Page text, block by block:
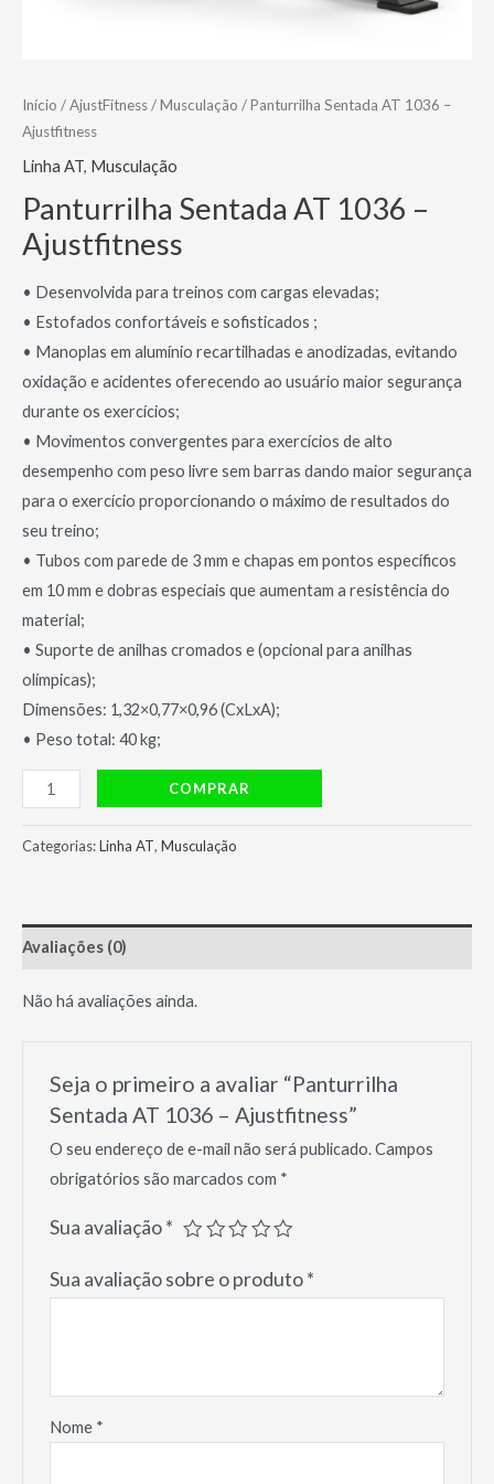
Início /AjustFitness/Musculação / Panturrilha Sentada AT 1036 –
Ajustfitness
Linha AT, Musculação
Panturrilha Sentada AT 1036 –
Ajustfitness
• Desenvolvida para treinos com cargas elevadas;
• Estofados confortáveis e sofisticados ;
• Manoplas em alumínio recartilhadas e anodizadas, evitando
oxidação e acidentes oferecendo ao usuário maior segurança
durante os exercícios;
• Movimentos convergentes para exercícios de alto
desempenho com peso livre sem barras dando maior segurança
para o exercício proporcionando o máximo de resultados do
seu treino;
• Tubos com parede de 3 mm e chapas em pontos específicos
em 10 mm e dobras especiais que aumentam a resistência do
material;
• Suporte de anilhas cromados e (opcional para anilhas
olímpicas);
Dimensões: 1,32×0,77×0,96 (CxLxA);
• Peso total: 40 kg;
Panturrilha
Sentada
AT
Ajustfitness
quantidade
COMPRAR
Categorias:Linha AT, Musculação
Avaliações (0)
Não há avaliações ainda.
Seja o primeiro a avaliar “Panturrilha
Sentada AT 1036 – Ajustfitness”
O seu endereço de e-mail não será publicado.Campos
obrigatórios são marcados com *
Sua avaliação*
Sua avaliação sobre o produto*
Nome *